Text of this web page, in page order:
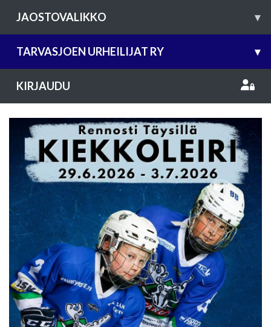
JAOSTOVALIKKO ▾
TARVASJOEN URHEILIJAT RY ▾
KIRJAUDU